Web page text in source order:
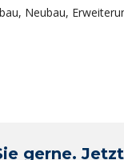
Neubau,
gerne.